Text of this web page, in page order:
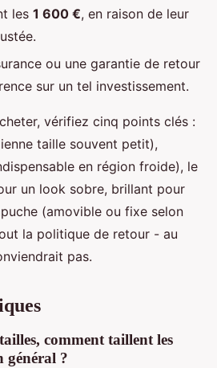
les 1 600 €, en raison de leur
ou une garantie de retour
sur un tel investissement.
vérifiez cinq points clés :
taille souvent petit),
en région froide), le
un look sobre, brillant pour
(amovible ou fixe selon
la politique de retour - au
pas.
comment taillent les
général ?